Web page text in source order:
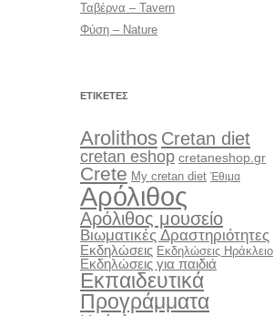
Ταβέρνα – Tavern
Φύση – Nature
ΕΤΙΚΈΤΕΣ
Arolithos Cretan diet
cretan eshop cretaneshop.gr
Crete My cretan diet Έθιμα
Αρόλιθος
Αρόλιθος μουσείο
Βιωματικές Δραστηριότητες
Εκδηλώσεις Εκδηλώσεις Ηράκλειο
Εκδηλώσεις για παιδιά
Εκπαιδευτικά
Προγράμματα